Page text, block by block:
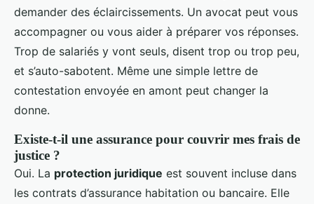
demander des éclaircissements. Un avocat peut vous
accompagner ou vous aider à préparer vos réponses.
Trop de salariés y vont seuls, disent trop ou trop peu,
et s’auto-sabotent. Même une simple lettre de
contestation envoyée en amont peut changer la
donne.
Existe-t-il une assurance pour couvrir mes frais de
justice ?
Oui. La protection juridique est souvent incluse dans
les contrats d’assurance habitation ou bancaire. Elle